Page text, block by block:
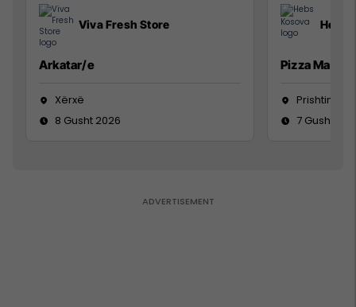
Viva Fresh Store
Arkatar/e
Xërxë
8 Gusht 2026
Hebs
Pizza Man
Prishtinë
7 Gusht